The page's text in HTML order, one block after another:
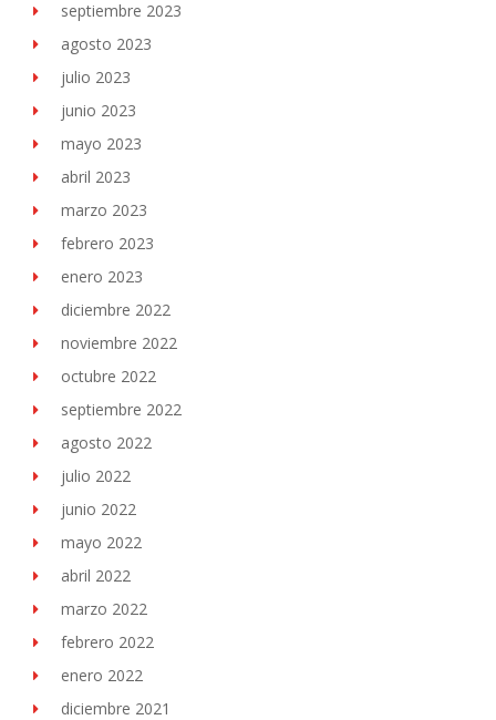
septiembre 2023
agosto 2023
julio 2023
junio 2023
mayo 2023
abril 2023
marzo 2023
febrero 2023
enero 2023
diciembre 2022
noviembre 2022
octubre 2022
septiembre 2022
agosto 2022
julio 2022
junio 2022
mayo 2022
abril 2022
marzo 2022
febrero 2022
enero 2022
diciembre 2021